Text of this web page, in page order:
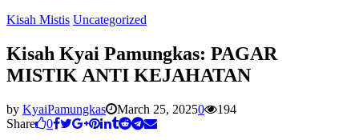
Kisah Mistis Uncategorized
Kisah Kyai Pamungkas: PAGAR
MISTIK ANTI KEJAHATAN
by KyaiPamungkas March 25, 20250
194
Share
0